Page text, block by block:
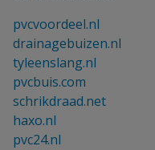
pvcvoordeel.nl
drainagebuizen.nl
tyleenslang.nl
pvcbuis.com
schrikdraad.net
haxo.nl
pvc24.nl